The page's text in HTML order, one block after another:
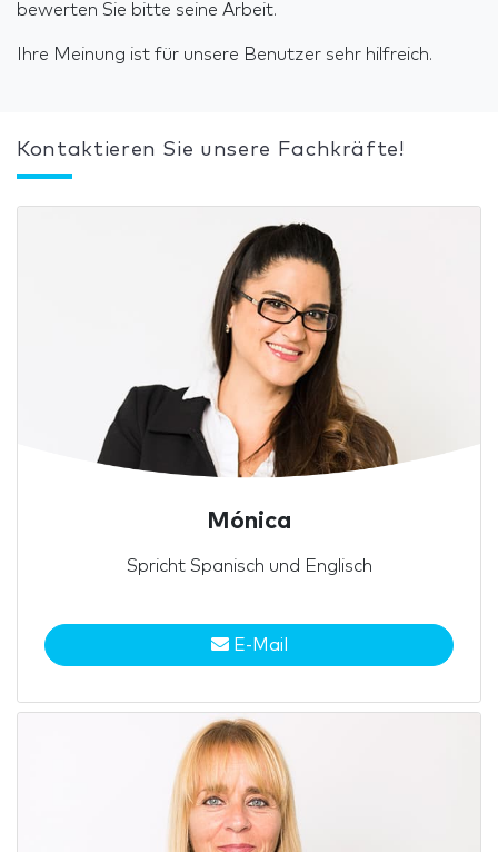
bewerten Sie bitte seine Arbeit.
Ihre Meinung ist für unsere Benutzer sehr hilfreich.
Kontaktieren Sie unsere Fachkräfte!
Mónica
Spricht Spanisch und Englisch
E-Mail